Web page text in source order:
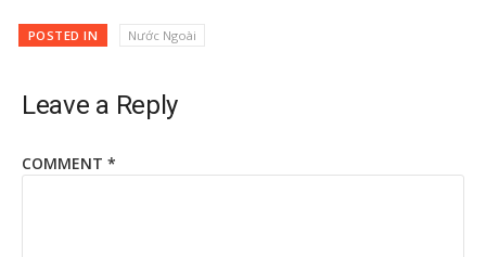
POSTED IN Nước Ngoài
Leave a Reply
COMMENT *